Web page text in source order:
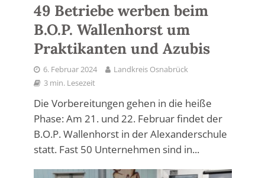
49 Betriebe werben beim
B.O.P. Wallenhorst um
Praktikanten und Azubis
6. Februar 2024
Landkreis Osnabrück
3 min. Lesezeit
Die Vorbereitungen gehen in die heiße
Phase: Am 21. und 22. Februar findet der
B.O.P. Wallenhorst in der Alexanderschule
statt. Fast 50 Unternehmen sind in...